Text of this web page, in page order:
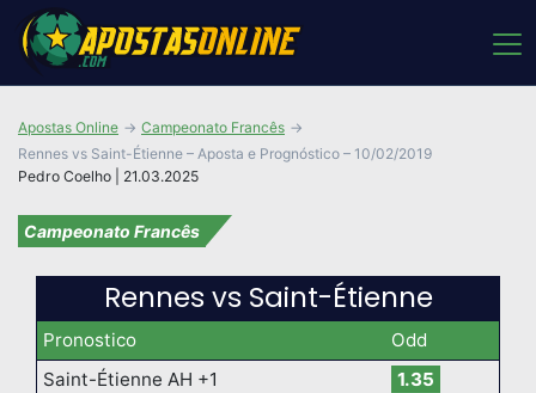
Pedro Coelho | 21.03.2025
Apostas Online
Campeonato Francês
Rennes vs Saint-Étienne – Aposta e Prognóstico – 10/02/2019
Campeonato Francês
Rennes vs Saint-Étienne
Pronostico
Odd
Saint-Étienne AH +1
1.35